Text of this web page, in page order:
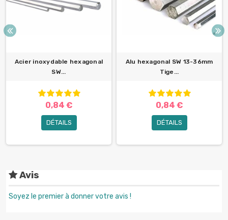
Acier inoxydable hexagonal
SW...
0,84 €
DÉTAILS
Alu hexagonal SW 13-36mm
Tige...
0,84 €
DÉTAILS
Avis
Soyez le premier à donner votre avis !